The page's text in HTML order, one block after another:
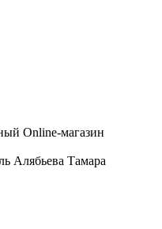
Online-магазин
Алябьева Тамара